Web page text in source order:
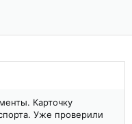
Карточку
Уже проверили